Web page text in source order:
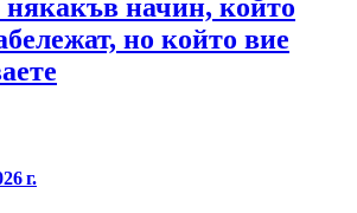
начин, който
но който вие
г.